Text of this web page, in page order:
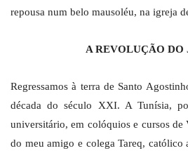
repousa num belo mausoléu, na igreja
A REVOLUÇÃO DO
Regressamos à terra de Santo
década do século XXI. A Tunísia,
universitário, em colóquios e cursos de
do meu amigo e colega Tareq, católico